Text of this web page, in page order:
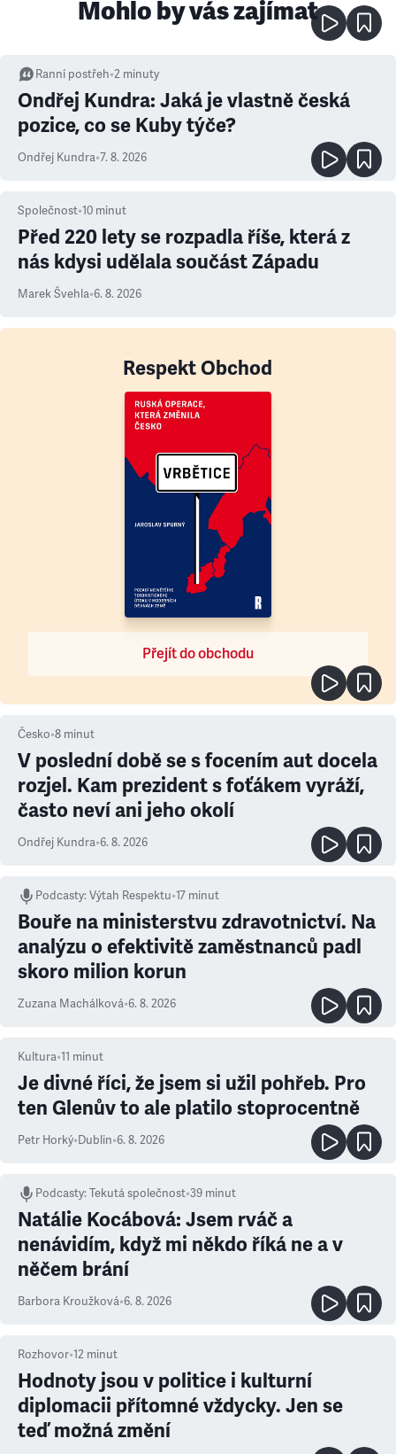
Mohlo by vás zajímat
Ranní postřeh•2 minuty
Ondřej Kundra: Jaká je vlastně česká
pozice, co se Kuby týče?
Ondřej Kundra•7. 8. 2026
Společnost•10 minut
Před 220 lety se rozpadla říše, která z
nás kdysi udělala součást Západu
Marek Švehla•6. 8. 2026
Respekt Obchod
Přejít do obchodu
Česko•8 minut
V poslední době se s focením aut docela
rozjel. Kam prezident s foťákem vyráží,
často neví ani jeho okolí
Ondřej Kundra•6. 8. 2026
Podcasty:Výtah Respektu•17 minut
Bouře na ministerstvu zdravotnictví. Na
analýzu o efektivitě zaměstnanců padl
skoro milion korun
Zuzana Machálková•6. 8. 2026
Kultura•11 minut
Je divné říci, že jsem si užil pohřeb. Pro
ten Glenův to ale platilo stoprocentně
Petr Horký•Dublin•6. 8. 2026
Podcasty:Tekutá společnost•39 minut
Natálie Kocábová: Jsem rváč a
nenávidím, když mi někdo říká ne a v
něčem brání
Barbora Kroužková•6. 8. 2026
Rozhovor•12 minut
Hodnoty jsou v politice i kulturní
diplomacii přítomné vždycky. Jen se
teď možná změní